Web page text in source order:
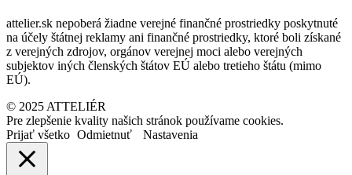
attelier.sk nepoberá žiadne verejné finančné prostriedky poskytnuté
na účely štátnej reklamy ani finančné prostriedky, ktoré boli získané
z verejných zdrojov, orgánov verejnej moci alebo verejných
subjektov iných členských štátov EÚ alebo tretieho štátu (mimo
EÚ).
© 2025 ATTELIÉR
Pre zlepšenie kvality našich stránok používame cookies.
Prijať všetko Odmietnuť Nastavenia